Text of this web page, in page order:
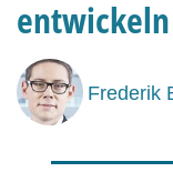
entwickeln
Frederik